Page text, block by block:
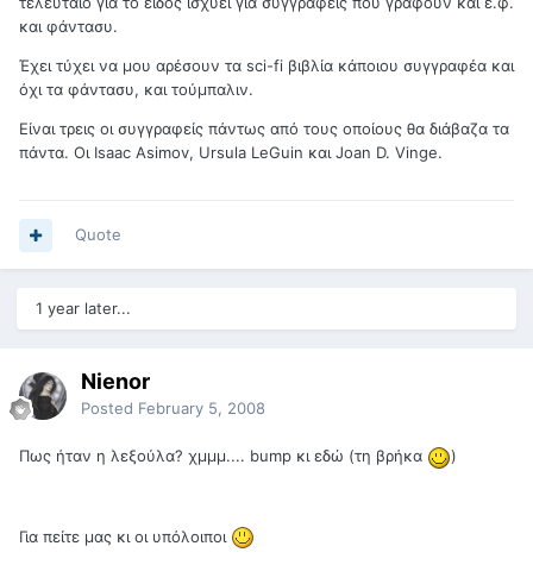
και φάντασυ.
Έχει τύχει να μου αρέσουν τα sci-fi βιβλία κάποιου συγγραφέα και
όχι τα φάντασυ, και τούμπαλιν.
Είναι τρεις οι συγγραφείς πάντως από τους οποίους θα διάβαζα τα
πάντα. Οι Isaac Asimov, Ursula LeGuin και Joan D. Vinge.
Quote
1 year later...
Nienor
Posted February 5, 2008
Πως ήταν η λεξούλα? χμμμ.... bump κι εδώ (τη βρήκα )
Για πείτε μας κι οι υπόλοιποι